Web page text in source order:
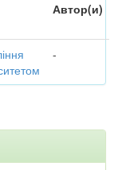
Автор(и)
-